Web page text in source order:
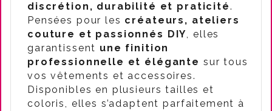
discrétion, durabilité et praticité.
Pensées pour les créateurs, ateliers
couture et passionnés DIY, elles
garantissent une finition
professionnelle et élégante sur tous
vos vêtements et accessoires.
Disponibles en plusieurs tailles et
coloris, elles s’adaptent parfaitement à